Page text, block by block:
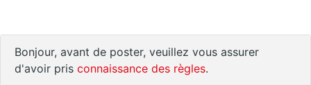
Bonjour, avant de poster, veuillez vous assurer
d'avoir pris connaissance des règles.